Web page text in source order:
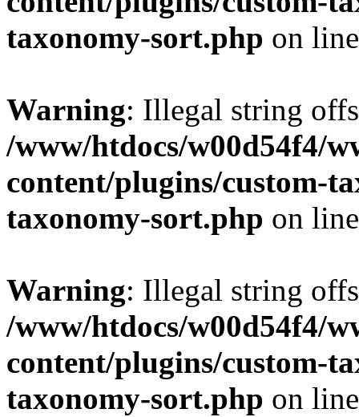
taxonomy-sort.php on
Warning: Illegal string
/www/htdocs/w00d54f4/
content/plugins/custom-
taxonomy-sort.php on
Warning: Illegal string
/www/htdocs/w00d54f4/
content/plugins/custom-
taxonomy-sort.php on